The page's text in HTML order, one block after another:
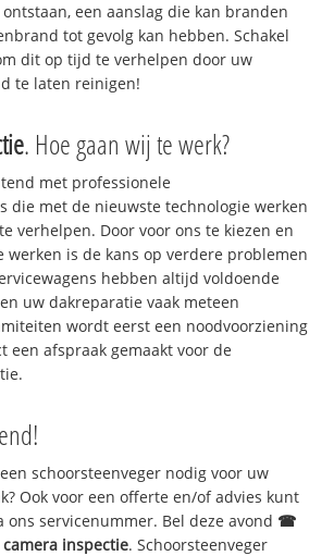
een aanslag die kan branden
tot gevolg kan hebben. Schakel
dit op tijd te verhelpen door uw
te laten reinigen!
. Hoe gaan wij te werk?
met professionele
die met de nieuwste technologie werken
verhelpen. Door voor ons te kiezen en
werken is de kans op verdere problemen
hebben altijd voldoende
uw dakreparatie vaak meteen
wordt eerst een noodvoorziening
een afspraak gemaakt voor de
schoorsteenveger nodig voor uw
Ook voor een offerte en/of advies kunt
ons servicenummer. Bel deze avond ☎
camera inspectie. Schoorsteenveger